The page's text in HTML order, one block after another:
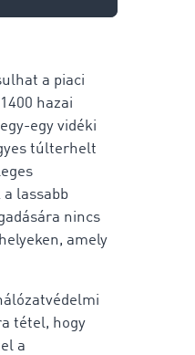
a piaci
hazai
egy vidéki
túlterhelt
lassabb
nincs
amely
tétel, hogy
a